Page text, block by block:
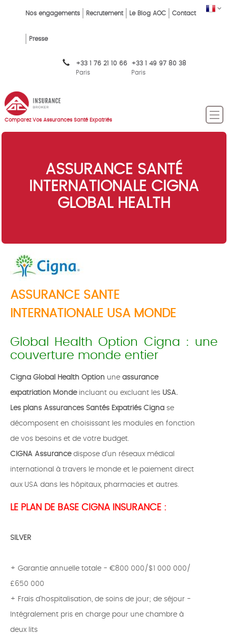
content
FR
Top
Menu
FR
Nos engagements Recrutement Le Blog AOC Contact
Presse
+33 1 76 21 10 66
Paris
+33 1 49 97 80 38
Paris
Comparez Vos Assurances Santé Expatriés
ASSURANCE SANTÉ
INTERNATIONALE CIGNA
GLOBAL HEALTH
ASSURANCE SANTE
INTERNATIONALE USA MONDE
Global Health Option Cigna : une
couverture monde entier
Cigna Global Health Option une assurance
expatriation Monde incluant ou excluant les USA.
Les plans Assurances Santés Expatriés Cigna se
décomposent en choisissant les modules en fonction
de vos besoins et de votre budget.
CIGNA Assurancedispose d'un réseaux médical
international à travers le monde et le paiement direct
aux USA dans les hôpitaux, pharmacies et autres.
LE PLAN DE BASE CIGNA INSURANCE :
SILVER
+ Garantie annuelle totale - €800 000/$1 000 000/
£650 000
+ Frais d'hospitalisation, de soins de jour; de séjour -
Intégralement pris en charge pour une chambre à
deux lits